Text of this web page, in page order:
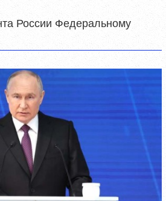
России Федеральному